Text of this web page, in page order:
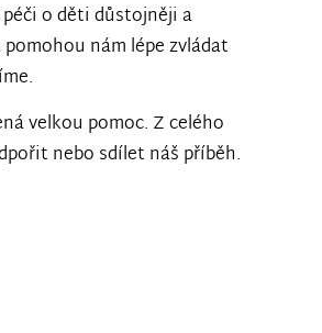
o děti důstojněji a
nám lépe zvládat
velkou pomoc. Z celého
nebo sdílet náš příběh.